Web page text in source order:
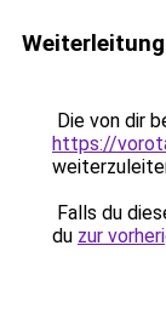
Die von dir
https://
Falls du
du zur